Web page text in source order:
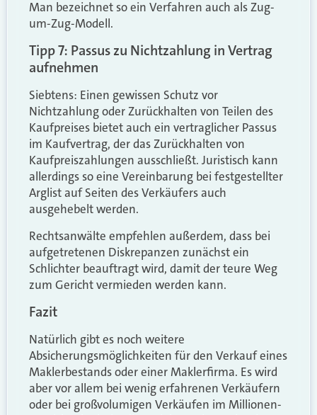
Man bezeichnet so ein Verfahren auch als Zug-
um-Zug-Modell.
Tipp 7: Passus zu Nichtzahlung in Vertrag
aufnehmen
Siebtens: Einen gewissen Schutz vor
Nichtzahlung oder Zurückhalten von Teilen des
Kaufpreises bietet auch ein vertraglicher Passus
im Kaufvertrag, der das Zurückhalten von
Kaufpreiszahlungen ausschließt. Juristisch kann
allerdings so eine Vereinbarung bei festgestellter
Arglist auf Seiten des Verkäufers auch
ausgehebelt werden.
Rechtsanwälte empfehlen außerdem, dass bei
aufgetretenen Diskrepanzen zunächst ein
Schlichter beauftragt wird, damit der teure Weg
zum Gericht vermieden werden kann.
Fazit
Natürlich gibt es noch weitere
Absicherungsmöglichkeiten für den Verkauf eines
Maklerbestands oder einer Maklerfirma. Es wird
aber vor allem bei wenig erfahrenen Verkäufern
oder bei großvolumigen Verkäufen im Millionen-